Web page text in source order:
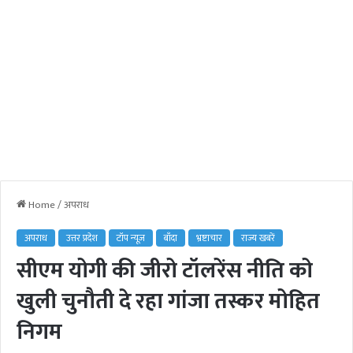
Home/अपराध
अपराध उत्तर प्रदेश टॉप न्यूज़ बाँदा भ्रष्टाचार राज्य खबरें
सीएम योगी की जीरो टॉलरेंस नीति को
खुली चुनौती दे रहा गांजा तस्कर मोहित
निगम